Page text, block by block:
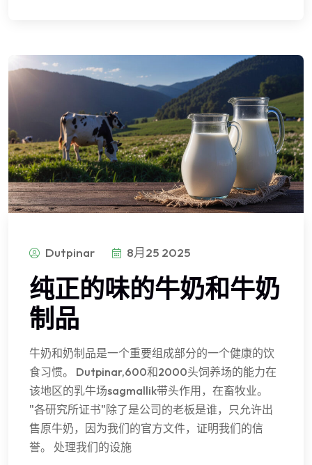
Dutpinar 8月25 2025
纯正的味的牛奶和牛奶
制品
牛奶和奶制品是一个重要组成部分的一个健康的饮
食习惯。 Dutpinar,600和2000头饲养场的能力在
该地区的乳牛场sagmallik带头作用，在畜牧业。
"各研究所证书"除了是公司的老板是谁，只允许出
售原牛奶，因为我们的官方文件，证明我们的信
誉。 处理我们的设施